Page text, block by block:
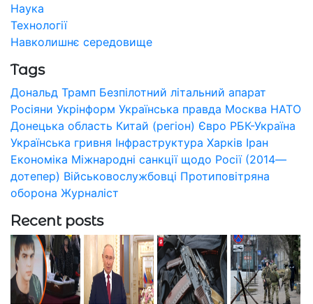
Наука
Технології
Навколишнє середовище
Tags
Дональд Трамп Безпілотний літальний апарат
Росіяни Укрінформ Українська правда Москва НАТО
Донецька область Китай (регіон) Євро РБК-Україна
Українська гривня Інфраструктура Харків Іран
Економіка Міжнародні санкції щодо Росії (2014—
дотепер) Військовослужбовці Протиповітряна
оборона Журналіст
Recent posts